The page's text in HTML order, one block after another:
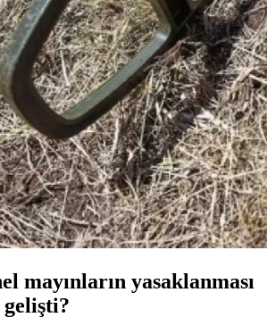
mayınların yasaklanması
gelişti?